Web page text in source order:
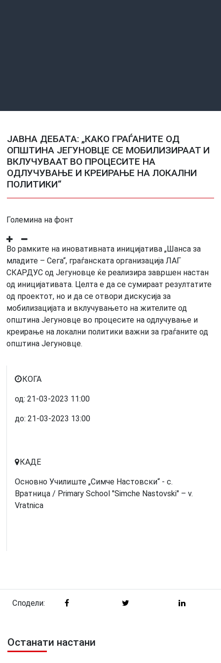
ЈАВНА ДЕБАТА: „КАКО ГРАЃАНИТЕ ОД
ОПШТИНА ЈЕГУНОВЦЕ СЕ МОБИЛИЗИРААТ И
ВКЛУЧУВААТ ВО ПРОЦЕСИТЕ НА
ОДЛУЧУВАЊЕ И КРЕИРАЊЕ НА ЛОКАЛНИ
ПОЛИТИКИ“
Големина на фонт
Во рамките на иновативната иницијатива „Шанса за
младите – Сега“, граѓанската организација ЛАГ
СКАРДУС од Јегуновце ќе реализира завршен настан
од иницијативата. Целта е да се сумираат резултатите
од проектот, но и да се отвори дискусија за
мобилизацијата и вклучувањето на жителите од
општина Јегуновце во процесите на одлучување и
креирање на локални политики важни за граѓаните од
општина Јегуновце.
КОГА
од:21-03-2023 11:00
до:21-03-2023 13:00
КАДЕ
Основно Училиште „Симче Настовски“ - с.
Вратница / Primary School "Simche Nastovski" – v.
Vratnica
Сподели:
Останати настани